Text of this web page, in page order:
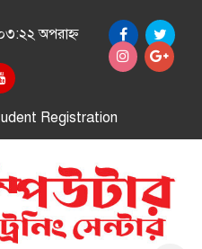
অপরাহ্ন
Registration